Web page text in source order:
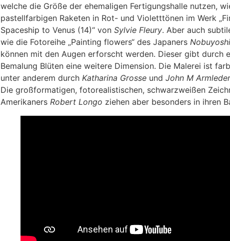
welche die Größe der ehemaligen Fertigungshalle nutzen,
pastellfarbigen Raketen in Rot- und Violetttönen im Werk
Spaceship to Venus (14)“ von Sylvie Fleury. Aber auch
wie die Fotoreihe „Painting flowers“ des Japaners
können mit den Augen erforscht werden. Dieser gibt durch
Bemalung Blüten eine weitere Dimension. Die Malerei ist
unter anderem durch Katharina Grosse und John M Armleder
Die großformatigen, fotorealistischen, schwarzweißen
Amerikaners Robert Longo ziehen aber besonders in ihren